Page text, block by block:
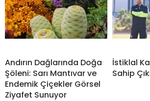
Andırın Dağlarında Doğa
Şöleni: Sarı Mantıvar ve
Endemik Çiçekler Görsel
Ziyafet Sunuyor
İstiklal
Sahip